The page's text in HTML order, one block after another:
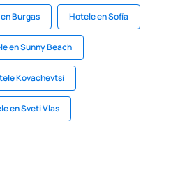
Burgas Hotele en Sofía
en Sunny Beach
Kovachevtsi
en Sveti Vlas